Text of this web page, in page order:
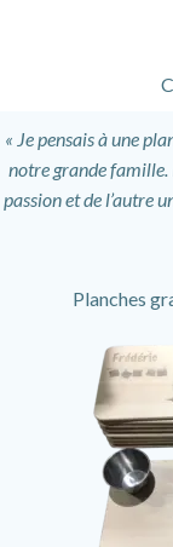
« Je pensais à une
notre grande famille.
passion et de l’autre
Planches